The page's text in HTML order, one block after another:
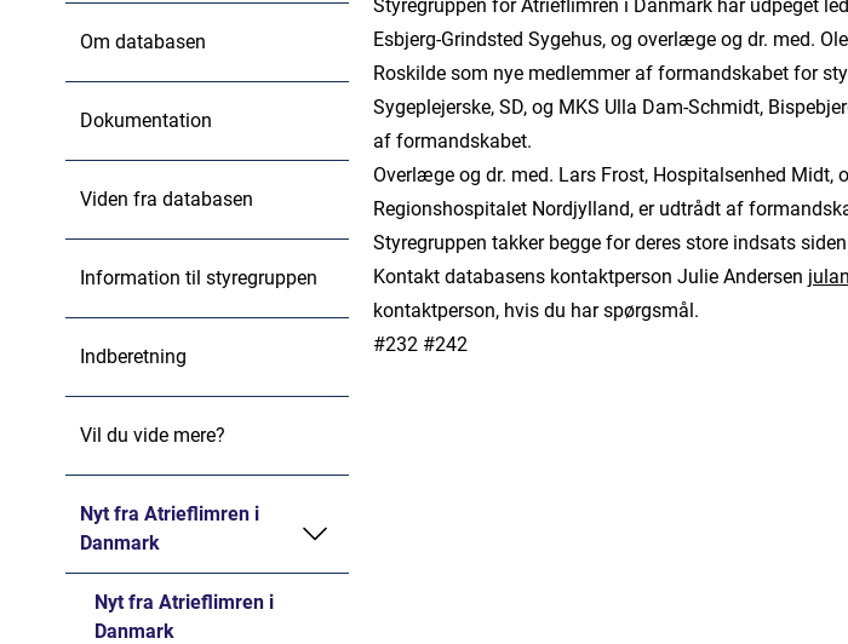
Om databasen
Dokumentation
Viden fra databasen
Information til styregruppen
Indberetning
Vil du vide mere?
Nyt fra Atrieflimren i
Danmark
Nyt fra Atrieflimren i
Danmark
Styregruppen for Atrieflimren i Danmark har udpeget
Esbjerg-Grindsted Sygehus, og overlæge og dr. med.
Roskilde som nye medlemmer af formandskabet for
Sygeplejerske, SD, og MKS Ulla Dam-Schmidt,
af formandskabet.
Overlæge og dr. med. Lars Frost, Hospitalsenhed
Regionshospitalet Nordjylland, er udtrådt af
Styregruppen takker begge for deres store indsats
Kontakt databasens kontaktperson Julie Andersen
kontaktperson, hvis du har spørgsmål.
#232 #242